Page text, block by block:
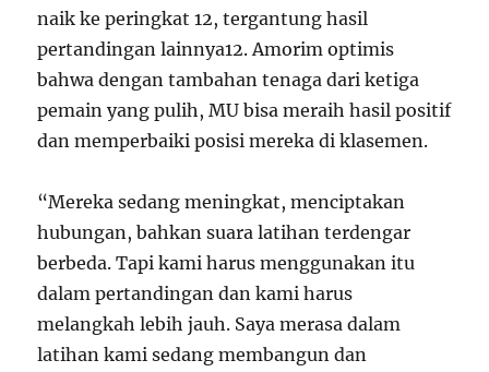
naik ke peringkat 12, tergantung hasil
pertandingan lainnya12. Amorim optimis
bahwa dengan tambahan tenaga dari ketiga
pemain yang pulih, MU bisa meraih hasil positif
dan memperbaiki posisi mereka di klasemen.
“Mereka sedang meningkat, menciptakan
hubungan, bahkan suara latihan terdengar
berbeda. Tapi kami harus menggunakan itu
dalam pertandingan dan kami harus
melangkah lebih jauh. Saya merasa dalam
latihan kami sedang membangun dan